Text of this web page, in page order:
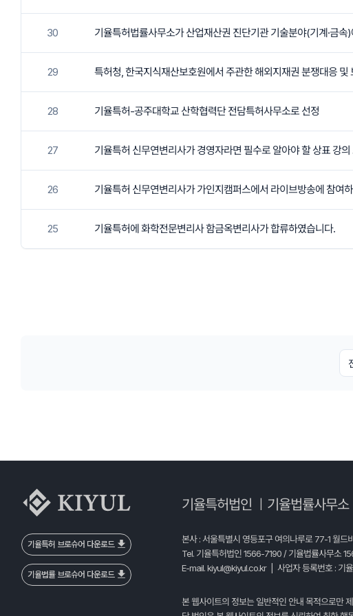
30 기율특허법률사무소가 산업재산권 진단기관 기술분야(기계·금속
29 특허청, 한국지식재산보호원에서 주관한 해외지재권 분쟁대응
28 기율특허-공주대학교 산학협력단 전담특허사무소로 선정
27 기율특허 신무연변리사가 경영자라면 필수로 알아야 할 상표 강
26 기율특허 신무연변리사가 가인지캠퍼스에서 라이브방송에 참여
25 기율특허에 화학전문변리사 함금옥변리사가 합류하였습니다.
기율특허 브로슈어 다운로드
기율법률 브로슈어 다운로드
기율특허법인 기율법률사무소
본사 : 서울특별시 영등포구 여의나루로 77-1 월
Tel. 기율특허법인 1566-7190 / 기율법률사무소
E-mail.kiyul@kiyul.co.kr| 사업자 등록번호 : 기
본 웹사이트의 정보는 일반적인 안내 목적으로만